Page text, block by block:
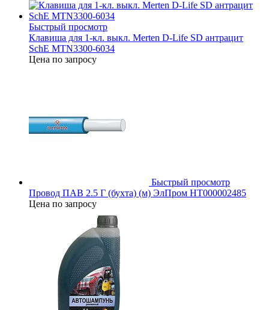
Быстрый просмотр
Клавиша для 1-кл. выкл. Merten D-Life SD антрацит
SchE MTN3300-6034
Цена по запросу
Быстрый просмотр
Провод ПАВ 2.5 Г (бухта) (м) ЭлПром НТ000002485
Цена по запросу